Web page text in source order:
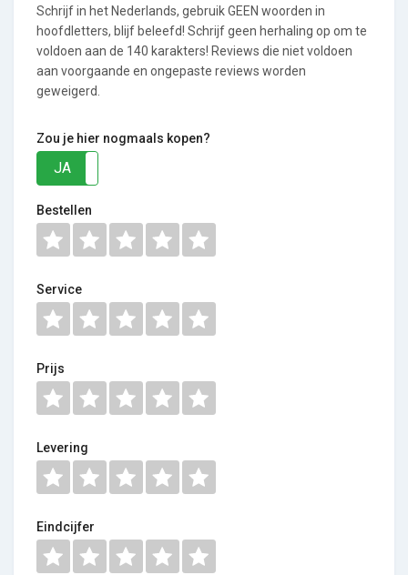
Schrijf in het Nederlands, gebruik GEEN woorden in
hoofdletters, blijf beleefd! Schrijf geen herhaling op om te
voldoen aan de 140 karakters! Reviews die niet voldoen
aan voorgaande en ongepaste reviews worden
geweigerd.
Zou je hier nogmaals kopen?
JA
Bestellen
Service
Prijs
Levering
Eindcijfer